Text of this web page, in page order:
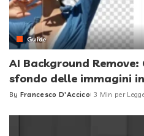
Guide
AI Background
sfondo delle immagini
Posted
By Francesco D'Accico 3 Min per